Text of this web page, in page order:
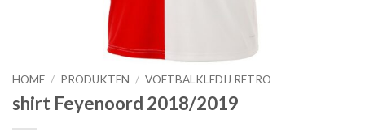
HOME / PRODUKTEN / VOETBALKLEDIJ RETRO
shirt Feyenoord 2018/2019